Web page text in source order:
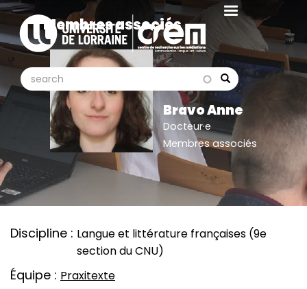
Aller
contenu
principal
Search
search search
Membres associés
Bravo Anne
Docteur·e
Membres associés
Discipline
Langue et littérature françaises (9e
section du CNU)
Équipe Praxitexte